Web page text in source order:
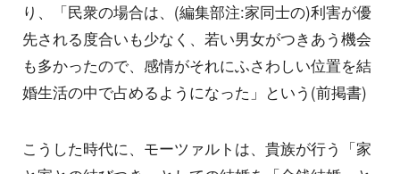
り、「民衆の場合は、(編集部注:家同士の)利害が優
先される度合いも少なく、若い男女がつきあう機会
も多かったので、感情がそれにふさわしい位置を結
婚生活の中で占めるようになった」という(前掲書)
こうした時代に、モーツァルトは、貴族が行う「家